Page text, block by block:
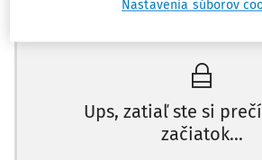
Erik Wennerström, predseda, Alena
Serghides, Raffaele Sabato, Frédéric
Anna Adamska-Gallant,
berúc do úvahy:
Máte
Ups, zatiaľ ste si
začiatok...
Nastavenia súborov